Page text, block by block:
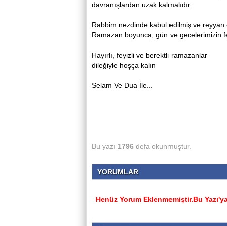
davranışlardan uzak kalmalıdır.
Rabbim nezdinde kabul edilmiş ve
Ramazan boyunca, gün ve gecelerimizin
Hayırlı, feyizli ve berektli ramazanlar
dileğiyle hoşça kalın
Selam Ve Dua İle...
Bu yazı 1796 defa okunmuştur.
YORUMLAR
Henüz Yorum Eklenmemiştir.Bu